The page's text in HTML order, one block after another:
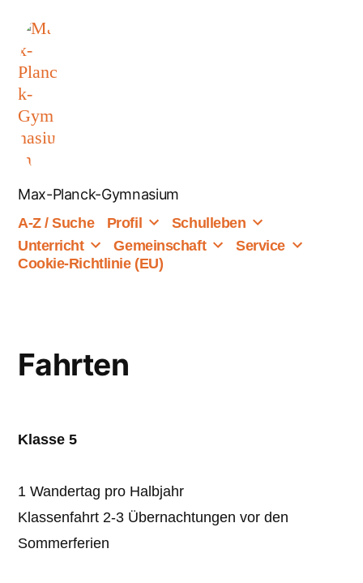
Inhalt
springen
Max-Planck-Gymnasium
A-Z / Suche Profil
Schulleben
Unterricht
Gemeinschaft
Service
Cookie-Richtlinie (EU)
Fahrten
Klasse 5
1 Wandertag pro Halbjahr
Klassenfahrt 2-3 Übernachtungen vor den
Sommerferien